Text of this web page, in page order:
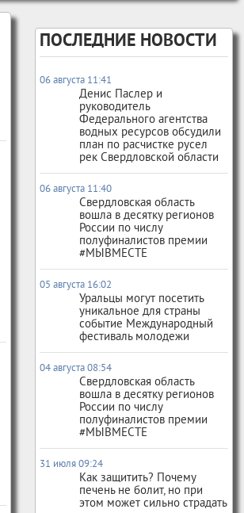
ПОСЛЕДНИЕ НОВОСТИ
06 августа 11:41
Денис Паслер и
руководитель
Федерального агентства
водных ресурсов обсудили
план по расчистке русел
рек Свердловской области
06 августа 11:40
Свердловская область
вошла в десятку регионов
России по числу
полуфиналистов премии
#МЫВМЕСТЕ
05 августа 16:02
Уральцы могут посетить
уникальное для страны
событие Международный
фестиваль молодежи
04 августа 08:54
Свердловская область
вошла в десятку регионов
России по числу
полуфиналистов премии
#МЫВМЕСТЕ
31 июля 09:24
Как защитить? Почему
печень не болит, но при
этом может сильно страдать